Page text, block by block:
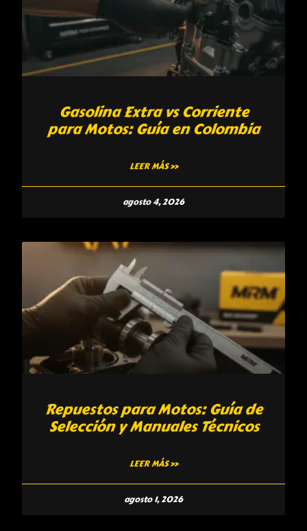
Gasolina Extra vs Corriente
para Motos: Guía en Colombia
LEER MÁS »
agosto 4, 2026
Repuestos para Motos: Guía de
Selección y Manuales Técnicos
LEER MÁS »
agosto 1, 2026